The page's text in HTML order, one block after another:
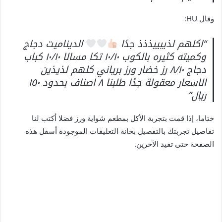
وقال HU:
“اكلهم لذيبييذذذ جدًا الديناميت دجاج
وكميته كثيره بالكوب ١٠/١٠ تكا مسالا ١٠/١٠ كباب
دجاج ٨/١٠ رز خضار ورز برياني كلهم لذيذين
الاسعار معقولة جدًا طلبنا ٨ اصناف بحدود ١٥٠
﷼”
ختاما، إذا قمت بتجربة الأكل بمطعم شواية ورز فضلا أكتب لنا
تفاصيل تجربتك بالتفصيل بخانة التعليقات الموجودة أسفل هذه
الصفحة حتى تفيد الآخرين.